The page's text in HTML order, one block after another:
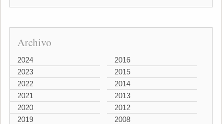
Archivo
2024
2023
2022
2021
2020
2019
2016
2015
2014
2013
2012
2008